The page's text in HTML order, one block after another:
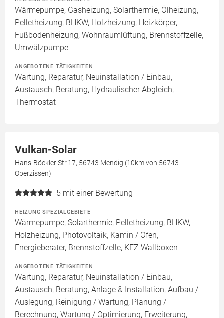
Wärmepumpe, Gasheizung, Solarthermie, Ölheizung,
Pelletheizung, BHKW, Holzheizung, Heizkörper,
Fußbodenheizung, Wohnraumlüftung, Brennstoffzelle,
Umwälzpumpe
ANGEBOTENE TÄTIGKEITEN
Wartung, Reparatur, Neuinstallation / Einbau,
Austausch, Beratung, Hydraulischer Abgleich,
Thermostat
Vulkan-Solar
Hans-Böckler Str.17, 56743 Mendig (10km von 56743
Oberzissen)
5 mit einer Bewertung
HEIZUNG SPEZIALGEBIETE
Wärmepumpe, Solarthermie, Pelletheizung, BHKW,
Holzheizung, Photovoltaik, Kamin / Ofen,
Energieberater, Brennstoffzelle, KFZ Wallboxen
ANGEBOTENE TÄTIGKEITEN
Wartung, Reparatur, Neuinstallation / Einbau,
Austausch, Beratung, Anlage & Installation, Aufbau /
Auslegung, Reinigung / Wartung, Planung /
Berechnung, Wartung / Optimierung, Erweiterung,